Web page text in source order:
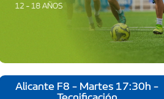
Alicante F8 - Martes 17:30h -